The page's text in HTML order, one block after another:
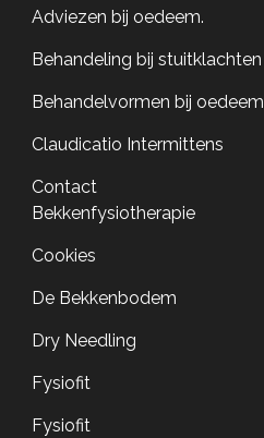
Adviezen bij oedeem.
Behandeling bij stuitklachten
Behandelvormen bij oedeem
Claudicatio Intermittens
Contact
Bekkenfysiotherapie
Cookies
De Bekkenbodem
Dry Needling
Fysiofit
Fysiofit